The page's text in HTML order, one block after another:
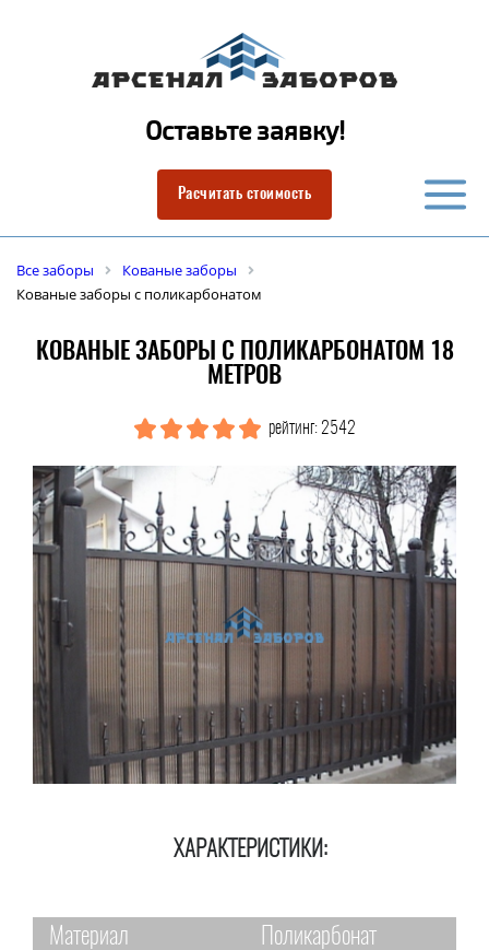
Оставьте заявку!
Расчитать стоимость
Все заборы
Кованые заборы
Кованые заборы с поликарбонатом
КОВАНЫЕ ЗАБОРЫ С ПОЛИКАРБОНАТОМ 18
МЕТРОВ
рейтинг: 2542
ХАРАКТЕРИСТИКИ:
Материал
Поликарбонат